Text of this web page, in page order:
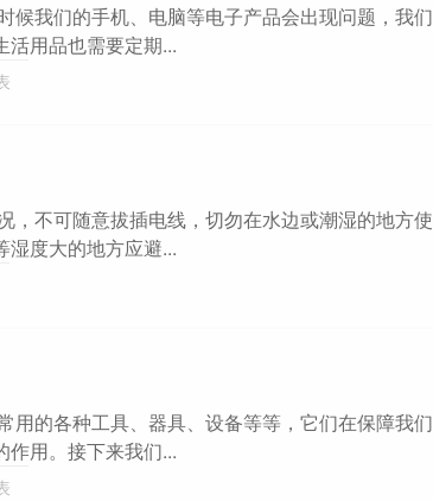
候我们的手机、电脑等电子产品会出现问题，我们
活用品也需要定期...
，不可随意拔插电线，切勿在水边或潮湿的地方使
湿度大的地方应避...
用的各种工具、器具、设备等等，它们在保障我们
作用。接下来我们...